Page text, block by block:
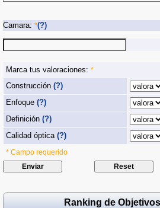
Camara: *(?)
Marca tus valoraciones: *
Construcción (?)
Enfoque (?)
Definición (?)
Calidad óptica (?)
* Campo requerido
Ranking de